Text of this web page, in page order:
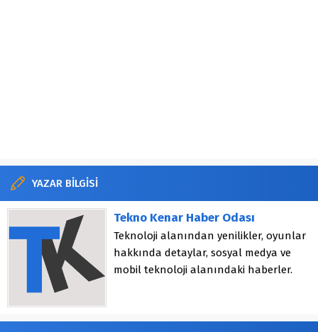
YAZAR BİLGİSİ
Tekno Kenar Haber Odası
Teknoloji alanından yenilikler, oyunlar
hakkında detaylar, sosyal medya ve
mobil teknoloji alanındaki haberler.